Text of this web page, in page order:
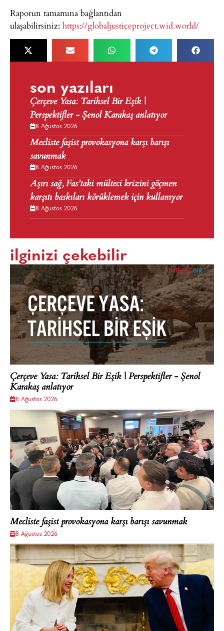
Raporun tamamına bağlantıdan
ulaşabilirsiniz: https://globaljusticeproject.wid.world/
son yazıları
Çerçeve Yasa: Tarihsel Bir Eşik |
Perspektifler - Şenol Karakaş anlatıyor
8 Ağustos 2026
Mecliste faşist provokasyona karşı barışı
savunmak
8 Ağustos 2026
Aşırı sağ, Fas’taki mülteci krizini göçmen
karşıtı baskıları körüklemek için kullanıyor
8 Ağustos 2026
ilginizi çekebilir
Çerçeve Yasa: Tarihsel Bir Eşik | Perspektifler - Şenol
Karakaş anlatıyor
8 Ağustos 2026
Mecliste faşist provokasyona karşı barışı savunmak
8 Ağustos 2026